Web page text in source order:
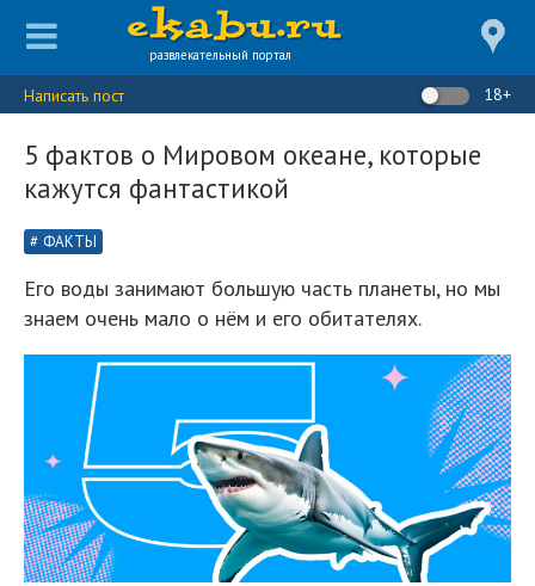
развлекательный портал
Написать пост 18+
5 фактов о Мировом океане, которые
кажутся фантастикой
ФАКТЫ
Его воды занимают большую часть планеты, но мы
знаем очень мало о нём и его обитателях.